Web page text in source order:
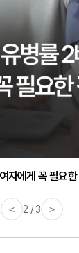
자에게 꼭 필요
< 2 / 3 >